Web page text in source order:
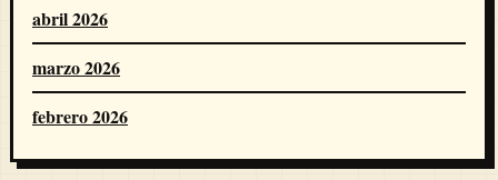
abril 2026
marzo 2026
febrero 2026